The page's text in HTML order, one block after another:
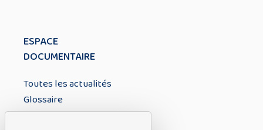
ESPACE
DOCUMENTAIRE
Toutes les actualités
Glossaire